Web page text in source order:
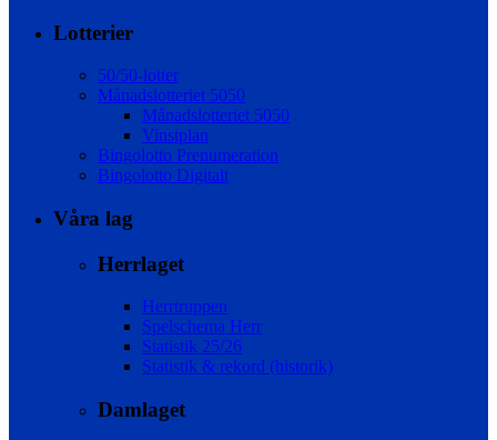
Lotterier
50/50-lotter
Månadslotteriet 5050
Månadslotteriet 5050
Vinstplan
Bingolotto Prenumeration
Bingolotto Digitalt
Våra lag
Herrlaget
Herrtruppen
Spelschema Herr
Statistik 25/26
Statistik & rekord (historik)
Damlaget